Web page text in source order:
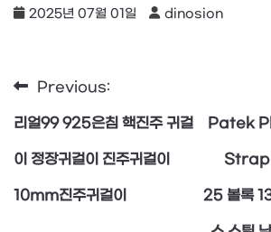
2025년 07월 01일 dinosion
글
탐
색
Previous:
리얼99 925은침 핵진주 귀걸
이 정장귀걸이 진주귀걸이
10mm진주귀걸이
Patek
Strap
25 볼록